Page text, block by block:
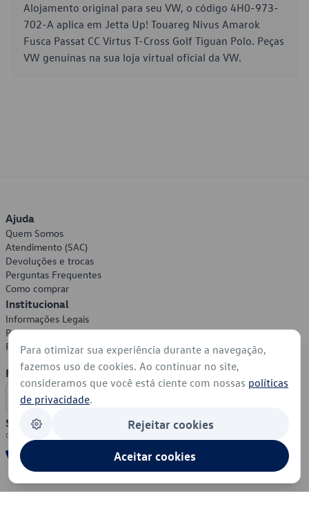
Alojamento original para seu VW, o código 4H0-973-
702-A aplica em Jetta Up! Touareg Nivus Amarok
Fusca Passat CC Virtus T-Cross Golf Tiguan Polo. Peças
VW genuínas na sua loja virtual oficial da VW.
Ajuda
Quem Somos
Atendimento (SAC)
Devoluções e trocas
Perguntas Frequentes
Como comprar
Institucional
Informações Legais
Política de Privacidade
Política de Cookies
Formas de Pagamento
Segurança
Para otimizar sua experiência durante a navegação,
fazemos uso de cookies. Ao continuar no site,
consideramos que você está ciente com nossas políticas
de privacidade.
Rejeitar cookies
Aceitar cookies